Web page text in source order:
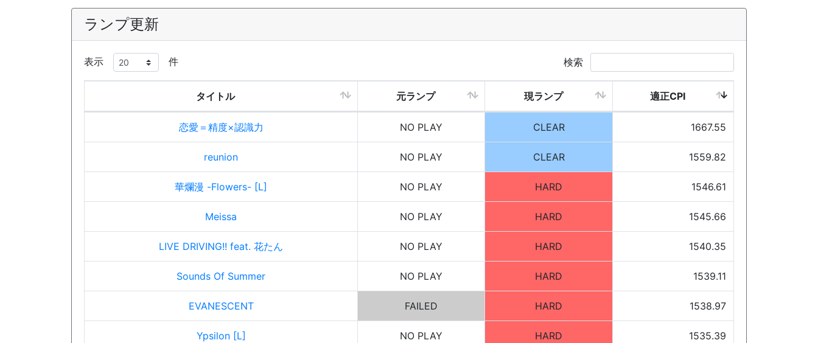
ランプ更新
表示 件 検索
タイトル 元ランプ 現ランプ 適正CPI
恋愛＝精度×認識力 NO PLAY CLEAR 1667.55
reunion NO PLAY CLEAR 1559.82
華爛漫 -Flowers- [L] NO PLAY HARD 1546.61
Meissa NO PLAY HARD 1545.66
LIVE DRIVING!! feat. 花たん NO PLAY HARD 1540.35
Sounds Of Summer NO PLAY HARD 1539.11
EVANESCENT FAILED HARD 1538.97
Ypsilon [L] NO PLAY HARD 1535.39